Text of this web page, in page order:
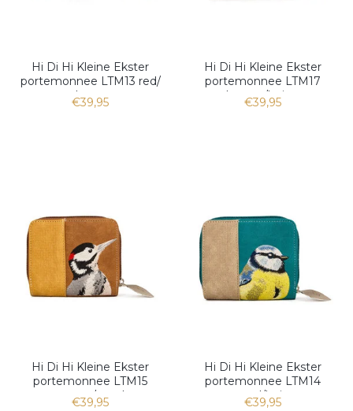
Hi Di Hi Kleine Ekster
portemonnee LTM13 red/
l.grey
€39,95
Hi Di Hi Kleine Ekster
portemonnee LTM17
l.green/beige
€39,95
Hi Di Hi Kleine Ekster
portemonnee LTM15
cognac/peach
€39,95
Hi Di Hi Kleine Ekster
portemonnee LTM14
petrol/beige
€39,95